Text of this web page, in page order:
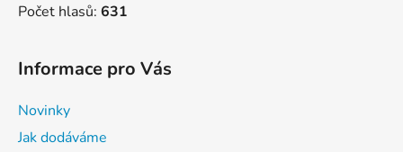
Počet hlasů: 631
Informace pro Vás
Novinky
Jak dodáváme